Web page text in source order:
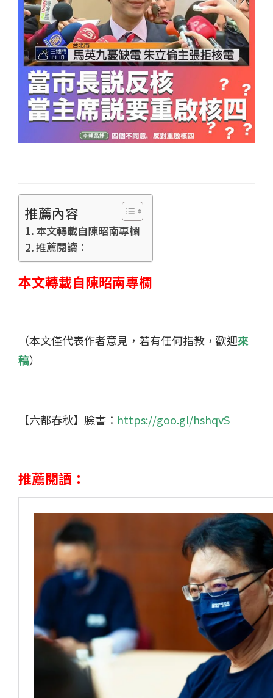
推薦內容
本文轉載自陳昭南專欄
推薦閱讀：
本文轉載自陳昭南專欄
（本文僅代表作者意見，若有任何指教，歡迎來
稿）
【六都春秋】臉書： https://goo.gl/hshqvS
推薦閱讀：